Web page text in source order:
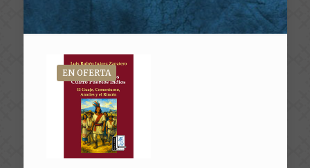
EN OFERTA